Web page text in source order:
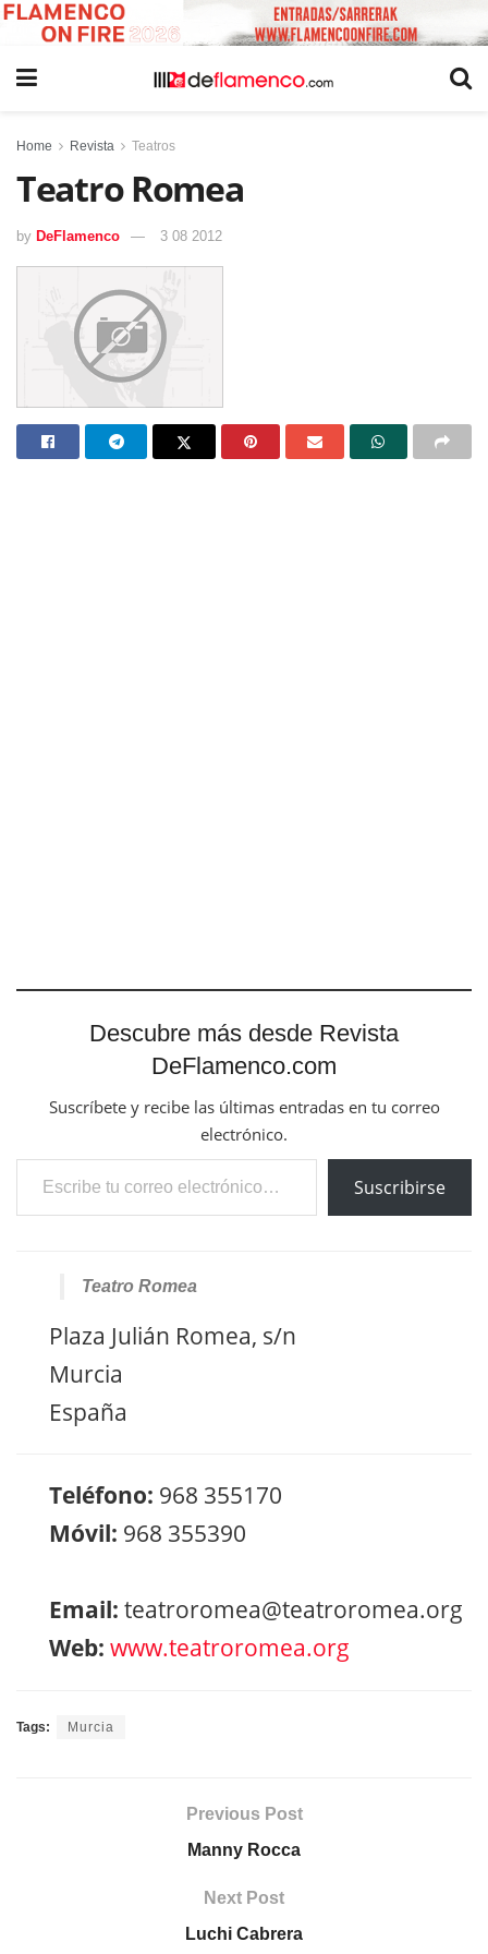
Home Revista Teatros
Teatro Romea
by DeFlamenco 3 08 2012
Descubre más desde Revista
DeFlamenco.com
Suscríbete y recibe las últimas entradas en tu correo
electrónico.
Escribe tu correo electrónico…
Suscribirse
Teatro Romea
Plaza Julián Romea, s/n
Murcia
España
Teléfono: 968 355170
Móvil: 968 355390
Email: teatroromea@teatroromea.org
Web: www.teatroromea.org
Tags: Murcia
Previous Post
Manny Rocca
Next Post
Luchi Cabrera